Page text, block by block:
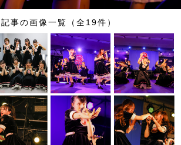
事の画像一覧（全19件）